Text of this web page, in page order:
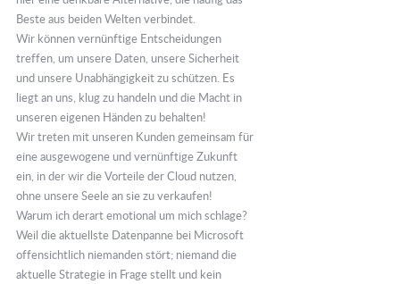
Beste aus beiden Welten verbindet.
Wir können vernünftige Entscheidungen
treffen, um unsere Daten, unsere Sicherheit
und unsere Unabhängigkeit zu schützen. Es
liegt an uns, klug zu handeln und die Macht in
unseren eigenen Händen zu behalten!
Wir treten mit unseren Kunden gemeinsam für
eine ausgewogene und vernünftige Zukunft
ein, in der wir die Vorteile der Cloud nutzen,
ohne unsere Seele an sie zu verkaufen!
Warum ich derart emotional um mich schlage?
Weil die aktuellste Datenpanne bei Microsoft
offensichtlich niemanden stört; niemand die
aktuelle Strategie in Frage stellt und kein